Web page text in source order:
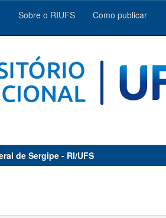
Sobre o RIUFS Como publicar
de Sergipe - RI/UFS